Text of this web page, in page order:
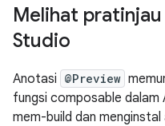
Melihat
Studio
Anotasi @Preview
fungsi composable
mem-build dan